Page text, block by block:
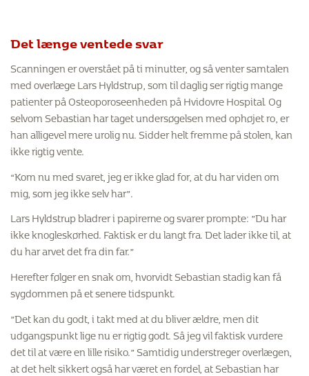
Det længe ventede svar
Scanningen er overstået på ti minutter, og så venter samtalen
med overlæge Lars Hyldstrup, som til daglig ser rigtig mange
patienter på Osteoporoseenheden på Hvidovre Hospital. Og
selvom Sebastian har taget undersøgelsen med ophøjet ro, er
han alligevel mere urolig nu. Sidder helt fremme på stolen, kan
ikke rigtig vente.
“Kom nu med svaret, jeg er ikke glad for, at du har viden om
mig, som jeg ikke selv har”.
Lars Hyldstrup bladrer i papirerne og svarer prompte: ”Du har
ikke knogleskørhed. Faktisk er du langt fra. Det lader ikke til, at
du har arvet det fra din far.”
Herefter følger en snak om, hvorvidt Sebastian stadig kan få
sygdommen på et senere tidspunkt.
”Det kan du godt, i takt med at du bliver ældre, men dit
udgangspunkt lige nu er rigtig godt. Så jeg vil faktisk vurdere
det til at være en lille risiko.” Samtidig understreger overlægen,
at det helt sikkert også har været en fordel, at Sebastian har